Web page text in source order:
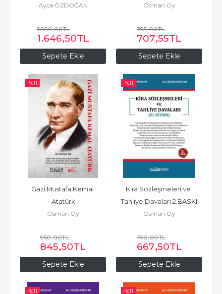
Sepete Ekle
Ayça ÖZDOĞAN
1.850,00TL
1.646,50TL
Sepete Ekle
Osman Oy
795,00TL
707,55TL
-%11
Sepete Ekle
Gazi Mustafa Kemal
Atatürk
Osman Oy
950,00TL
845,50TL
-%11
Sepete Ekle
Kira Sözleşmeleri ve
Tahliye Davaları 2.BASKI
Osman Oy
750,00TL
667,50TL
-%11 -%11